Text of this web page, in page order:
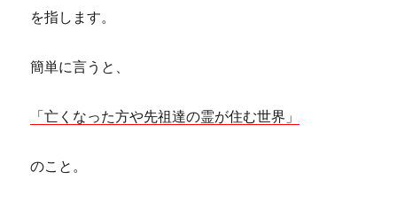
を指します。
簡単に言うと、
「亡くなった方や先祖達の霊が住む世界」
のこと。